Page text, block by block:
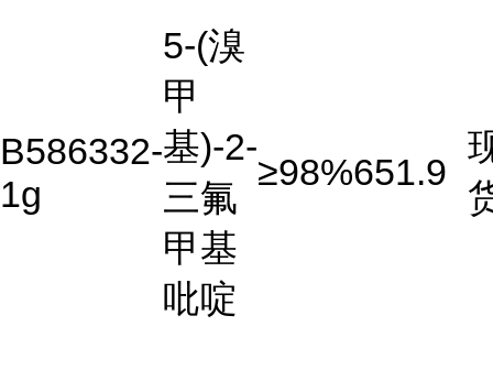
B586332-
1g
5-(溴
甲
基)-2-
三氟
甲基
吡啶
≥98%651.9